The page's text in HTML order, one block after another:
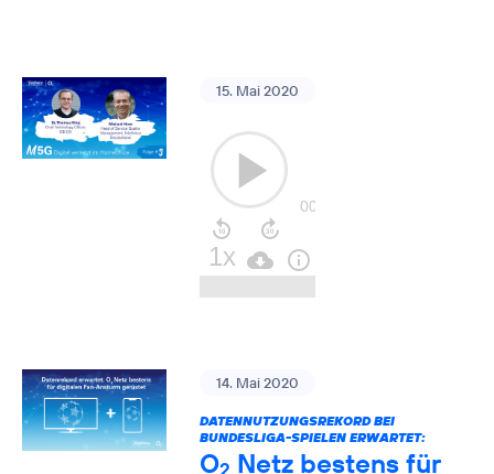
15. Mai 2020
14. Mai 2020
DATENNUTZUNGSREKORD BEI
BUNDESLIGA-SPIELEN ERWARTET:
O2 Netz bestens für